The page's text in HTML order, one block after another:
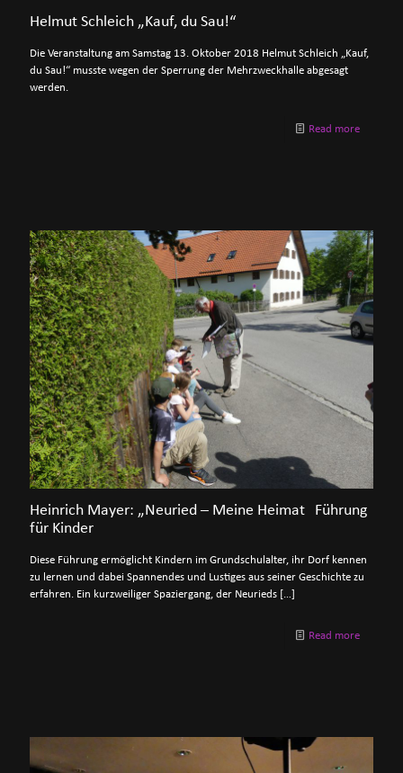
Helmut Schleich „Kauf, du Sau!“
Die Veranstaltung am Samstag 13. Oktober 2018 Helmut Schleich „Kauf,
du Sau!“ musste wegen der Sperrung der Mehrzweckhalle abgesagt
werden.
Read more
Heinrich Mayer: „Neuried – Meine Heimat Führung
für Kinder
Diese Führung ermöglicht Kindern im Grundschulalter, ihr Dorf kennen
zu lernen und dabei Spannendes und Lustiges aus seiner Geschichte zu
erfahren. Ein kurzweiliger Spaziergang, der Neurieds […]
Read more